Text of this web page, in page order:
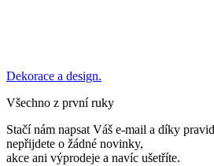
Dekorace a design.
Všechno z první ruky
Stačí nám napsat Váš e-mail a díky
nepřijdete o žádné novinky,
akce ani výprodeje a navíc ušetříte.